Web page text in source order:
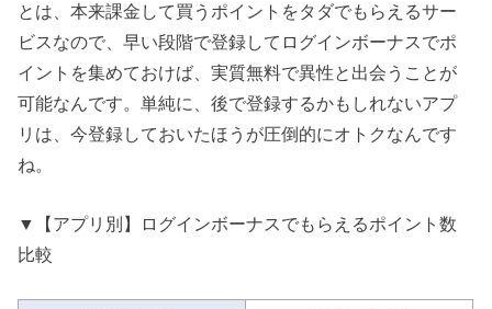
とは、本来課金して買うポイントをタダでもらえるサー
ビスなので、早い段階で登録してログインボーナスでポ
イントを集めておけば、実質無料で異性と出会うことが
可能なんです。単純に、後で登録するかもしれないアプ
リは、今登録しておいたほうが圧倒的にオトクなんです
ね。
▼【アプリ別】ログインボーナスでもらえるポイント数
比較